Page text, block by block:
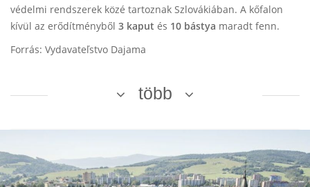
védelmi rendszerek közé tartoznak Szlovákiában. A kőfalon
kívül az erődítményből 3 kaput és 10 bástya maradt fenn.
Forrás: Vydavateľstvo Dajama
több